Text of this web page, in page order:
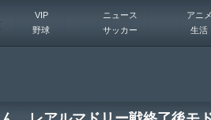
VIP ニュース アニメ
野球
サッカー 生活